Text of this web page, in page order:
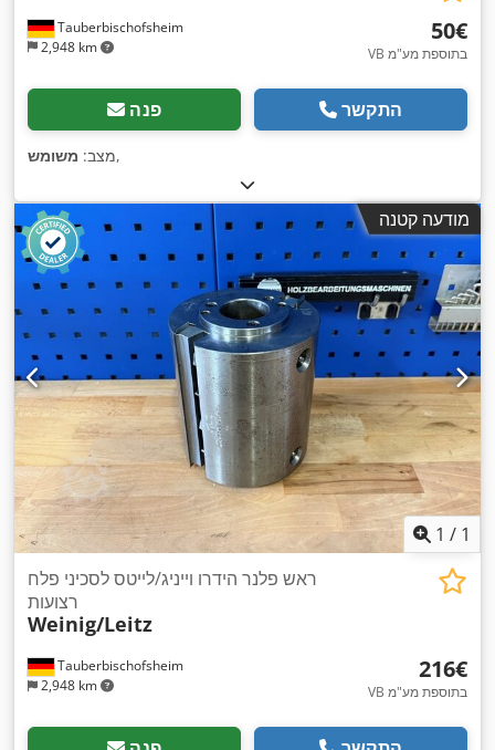
Tauberbischofsheim
2,948 km
‏50 ‏€
VB בתוספת מע"מ
פנה התקשר
מצב: משומש ,
מודעה קטנה
1 / 1
Tauberbischofsheim
2,948 km
ראש פלנר הידרו וייניג/לייטס לסכיני פלח
רצועות
Weinig/Leitz
‏216 ‏€
VB בתוספת מע"מ